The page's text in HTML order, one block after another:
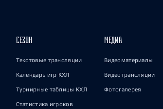
СЕЗОН
Текстовые трансляции
Календарь игр КХЛ
Турнирные таблицы КХЛ
Статистика игроков
МЕДИА
Видеоматериалы
Видеотрансляции
Фотогалерея